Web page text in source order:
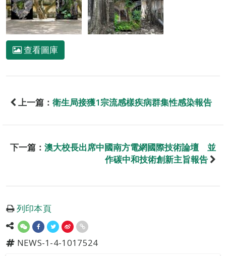
查看圖庫
上一篇： 衛生局接獲1宗流感樣疾病群集性感染報告
下一篇： 澳大校長出席中國南方電網國際技術論壇 並
作碳中和技術創新主旨報告
列印本頁
NEWS-1-4-1017524